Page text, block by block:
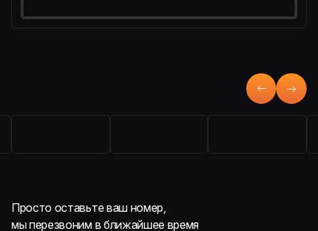
Просто оставьте ваш номер,
мы перезвоним в ближайшее время